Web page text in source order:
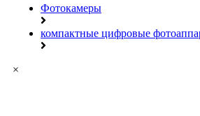
Фотокамеры
компактные цифровые
×